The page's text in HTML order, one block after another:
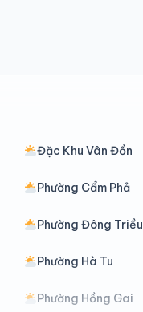
Đặc Khu Vân Đồn
Phường Cẩm Phả
Phường Đông Triều
Phường Hà Tu
Phường Hồng Gai